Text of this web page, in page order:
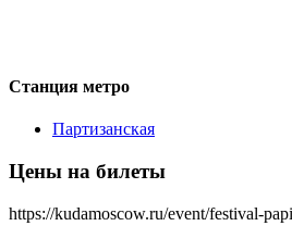
Станция метро
Партизанская
Цены на билеты
https://kudamoscow.ru/event/festival-